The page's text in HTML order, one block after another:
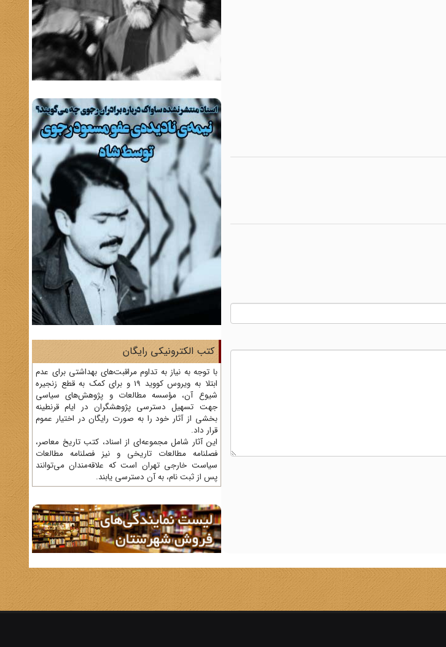
کتب الکترونیکی رایگان
با توجه به نیاز به تداوم مراقبت‌های بهداشتی برای عدم
ابتلا به ویروس کووید 19 و برای کمک به قطع زنجیره
شیوع آن، مؤسسه مطالعات و پژوهش‌های سیاسی
جهت تسهیل دسترسی پژوهشگران در ایام قرنطینه
بخشی از آثار خود را به صورت رایگان در اختیار عموم
قرار داد.
این آثار شامل مجموعه‌ای از اسناد، کتب تاریخ معاصر،
فصلنامه‌ مطالعات تاریخی و نیز فصلنامه مطالعات
سیاست خارجی تهران است که علاقه‌مندان می‌توانند
پس از ثبت نام، به آن دسترسی یابند.